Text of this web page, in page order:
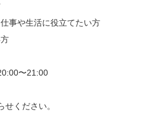
事や生活に役立てたい方
〜21:00
ください。